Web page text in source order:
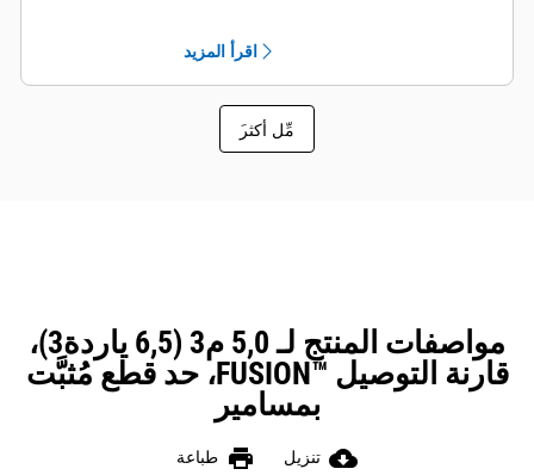
اقرأ المزيد
َمِّل أكثر
مواصفات المنتج لـ 5,0 م3 (6,5 ياردة3)،
قارنة التوصيل FUSION™‎، حد قطع مُثبَّت
بمسامير
cloud_download تنزيل print طباعة